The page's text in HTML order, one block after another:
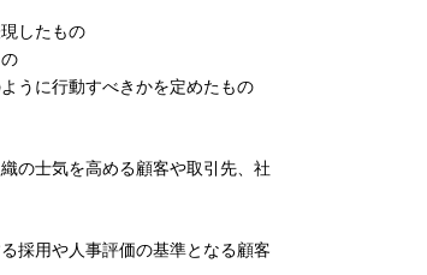
したもの
うに行動すべきかを定めたもの
の士気を高める顧客や取引先、社
採用や人事評価の基準となる顧客